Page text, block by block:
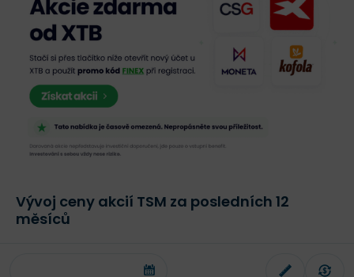
Vývoj ceny akcií TSM za posledních 12
měsíců